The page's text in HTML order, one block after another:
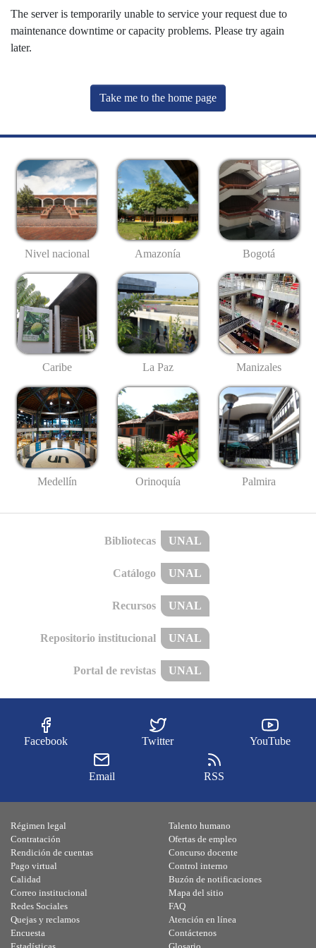
The server is temporarily unable to service your request due to
maintenance downtime or capacity problems. Please try again
later.
Take me to the home page
Nivel nacional Amazonía Bogotá
Caribe La Paz Manizales
Medellín Orinoquía Palmira
Bibliotecas UNAL
Catálogo UNAL
Recursos UNAL
Repositorio institucional UNAL
Portal de revistas UNAL
Facebook Twitter YouTube
Email RSS
Régimen legal
Contratación
Rendición de cuentas
Pago virtual
Calidad
Talento humano
Ofertas de empleo
Concurso docente
Control interno
Buzón de notificaciones
Correo institucional
Redes Sociales
Quejas y reclamos
Encuesta
Mapa del sitio
FAQ
Atención en línea
Contáctenos